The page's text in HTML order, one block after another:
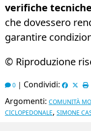
verifiche
che dovessero
garantire
© Riproduzione
0 | Condividi:
Argomenti: COMUNITÀ
CICLOPEDONALE, SIMONE